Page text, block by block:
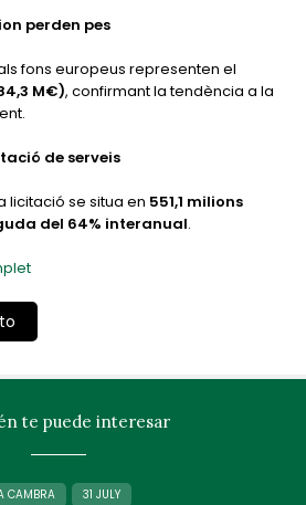
perden pes
fons europeus representen el
M€), confirmant la tendència a la
de serveis
licitació se situa en 551,1 milions
del 64% interanual.
te puede interesar
CAMBRA 31 JULY